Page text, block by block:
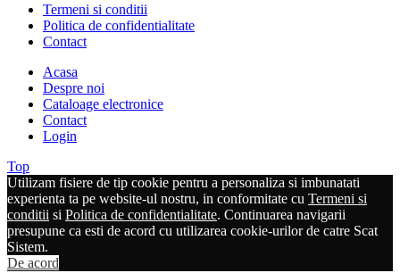
Termeni si conditii
Politica de confidentialitate
Contact
Acasa
Despre noi
Cataloage electronice
Contact
Login
Top
Utilizam fisiere de tip cookie pentru a personaliza si imbunatati
experienta ta pe website-ul nostru, in conformitate cu Termeni si
conditii si Politica de confidentialitate. Continuarea navigarii
presupune ca esti de acord cu utilizarea cookie-urilor de catre Scat
Sistem.
De acord